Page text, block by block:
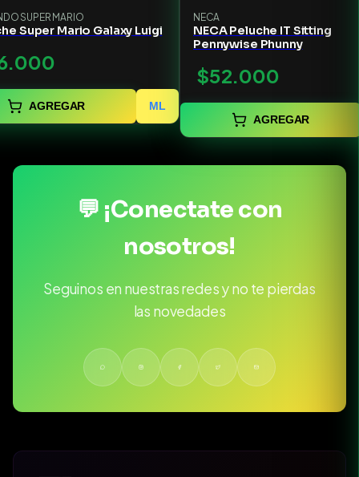
SUPER MARIO
Super Mario Galaxy Luigi
AGREGAR ML
NECA
NECA Peluche IT Sitting
Pennywise Phunny
$52.000
AGREGAR
💬 ¡Conectate con
nosotros!
Seguinos en nuestras redes y no te pierdas
las novedades